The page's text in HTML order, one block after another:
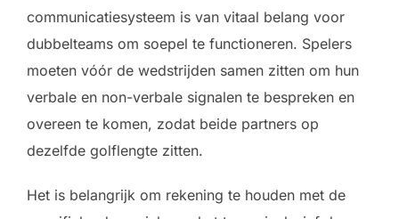
communicatiesysteem is van vitaal belang voor
dubbelteams om soepel te functioneren. Spelers
moeten vóór de wedstrijden samen zitten om hun
verbale en non-verbale signalen te bespreken en
overeen te komen, zodat beide partners op
dezelfde golflengte zitten.
Het is belangrijk om rekening te houden met de